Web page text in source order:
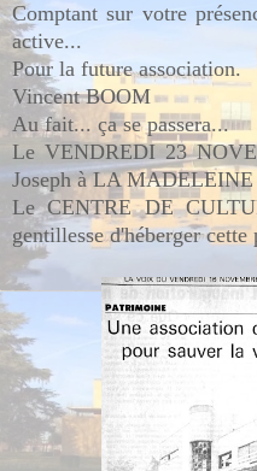
Comptant sur votre
active...
Pour la future association.
Vincent BOOM
Au fait... ça se passera...
Le VENDREDI 23
Joseph à LA MADELEINE
Le CENTRE DE
gentillesse d'héberger